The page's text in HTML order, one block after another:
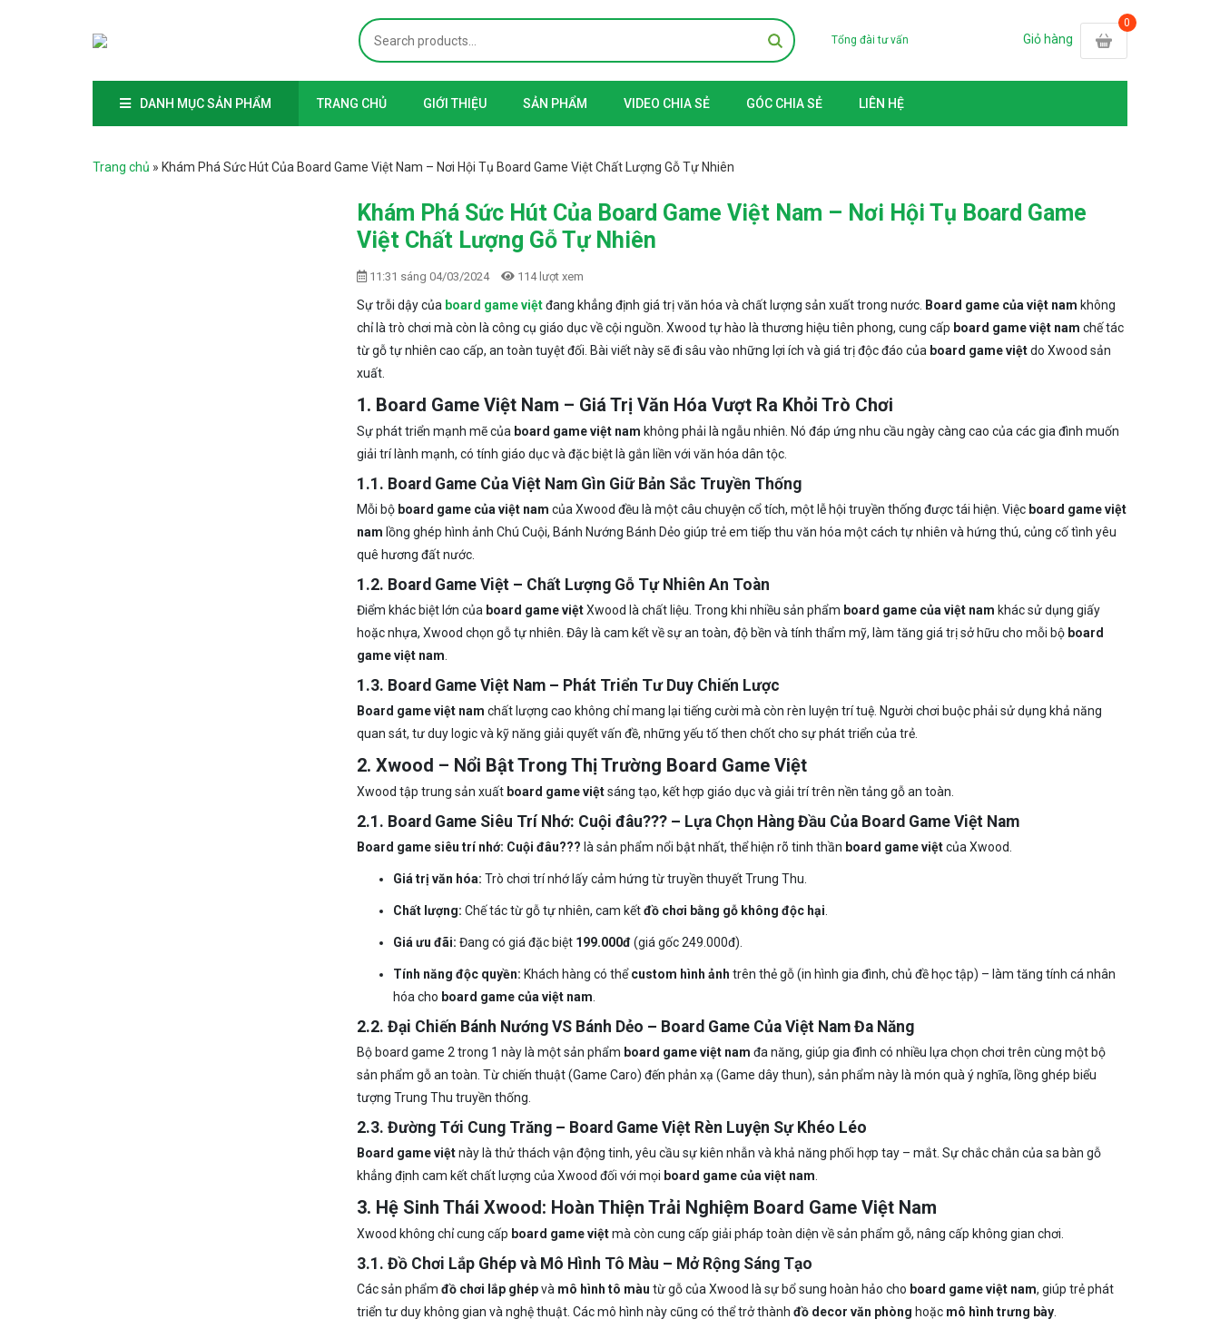
Tổng đài tư vấn Giỏ hàng
DANH MỤC SẢN PHẨM TRANG CHỦ GIỚI THIỆU SẢN PHẨM VIDEO CHIA SẺ GÓC CHIA SẺ LIÊN HỆ
Trang chủ » Khám Phá Sức Hút Của Board Game Việt Nam – Nơi Hội Tụ Board Game Việt Chất Lượng Gỗ Tự Nhiên
Khám Phá Sức Hút Của Board Game Việt Nam – Nơi Hội Tụ Board Game
Việt Chất Lượng Gỗ Tự Nhiên
11:31 sáng 04/03/2024 114 lượt xem
Sự trỗi dậy của board game việtđang khẳng định giá trị văn hóa và chất lượng sản xuất trong nước. Board game của việt nam không
chỉ là trò chơi mà còn là công cụ giáo dục về cội nguồn. Xwood tự hào là thương hiệu tiên phong, cung cấp board game việt nam chế tác
từ gỗ tự nhiên cao cấp, an toàn tuyệt đối. Bài viết này sẽ đi sâu vào những lợi ích và giá trị độc đáo của board game việtdo Xwood sản
xuất.
1. Board Game Việt Nam – Giá Trị Văn Hóa Vượt Ra Khỏi Trò Chơi
Sự phát triển mạnh mẽ của board game việt nam không phải là ngẫu nhiên. Nó đáp ứng nhu cầu ngày càng cao của các gia đình muốn
giải trí lành mạnh, có tính giáo dục và đặc biệt là gắn liền với văn hóa dân tộc.
1.1. Board Game Của Việt Nam Gìn Giữ Bản Sắc Truyền Thống
Mỗi bộ board game của việt nam của Xwood đều là một câu chuyện cổ tích, một lễ hội truyền thống được tái hiện. Việc board game việt
nam lồng ghép hình ảnh Chú Cuội, Bánh Nướng Bánh Dẻo giúp trẻ em tiếp thu văn hóa một cách tự nhiên và hứng thú, củng cố tình yêu
quê hương đất nước.
1.2. Board Game Việt – Chất Lượng Gỗ Tự Nhiên An Toàn
Điểm khác biệt lớn của board game việtXwood là chất liệu. Trong khi nhiều sản phẩm board game của việt nam khác sử dụng giấy
hoặc nhựa, Xwood chọn gỗ tự nhiên. Đây là cam kết về sự an toàn, độ bền và tính thẩm mỹ, làm tăng giá trị sở hữu cho mỗi bộ board
game việt nam
1.3. Board Game Việt Nam – Phát Triển Tư Duy Chiến Lược
Board game việt nam chất lượng cao không chỉ mang lại tiếng cười mà còn rèn luyện trí tuệ. Người chơi buộc phải sử dụng khả năng
quan sát, tư duy logic và kỹ năng giải quyết vấn đề, những yếu tố then chốt cho sự phát triển của trẻ.
2. Xwood – Nổi Bật Trong Thị Trường Board Game Việt
Xwood tập trung sản xuất board game việtsáng tạo, kết hợp giáo dục và giải trí trên nền tảng gỗ an toàn.
2.1. Board Game Siêu Trí Nhớ: Cuội đâu??? – Lựa Chọn Hàng Đầu Của Board Game Việt Nam
Board game siêu trí nhớ: Cuội đâu??? là sản phẩm nổi bật nhất, thể hiện rõ tinh thần board game việtcủa Xwood.
Giá trị văn hóa: Trò chơi trí nhớ lấy cảm hứng từ truyền thuyết Trung Thu.
Chất lượng: Chế tác từ gỗ tự nhiên, cam kếtđồ chơi bằng gỗ không độc hại
Giá ưu đãi: Đang có giá đặc biệt 199.000đ(giá gốc 249.000đ).
Tính năng độc quyền: Khách hàng có thểcustom hình ảnh trên thẻ gỗ (in hình gia đình, chủ đề học tập) – làm tăng tính cá nhân
hóa cho board game của việt nam
2.2. Đại Chiến Bánh Nướng VS Bánh Dẻo – Board Game Của Việt Nam Đa Năng
Bộ board game 2 trong 1 này là một sản phẩm board game việt nam đa năng, giúp gia đình có nhiều lựa chọn chơi trên cùng một bộ
sản phẩm gỗ an toàn. Từ chiến thuật (Game Caro) đến phản xạ (Game dây thun), sản phẩm này là món quà ý nghĩa, lồng ghép biểu
tượng Trung Thu truyền thống.
2.3. Đường Tới Cung Trăng – Board Game Việt Rèn Luyện Sự Khéo Léo
Board game việtnày là thử thách vận động tinh, yêu cầu sự kiên nhẫn và khả năng phối hợp tay – mắt. Sự chắc chắn của sa bàn gỗ
khẳng định cam kết chất lượng của Xwood đối với mọi board game của việt nam
3. Hệ Sinh Thái Xwood: Hoàn Thiện Trải Nghiệm Board Game Việt Nam
Xwood không chỉ cung cấp board game việtmà còn cung cấp giải pháp toàn diện về sản phẩm gỗ, nâng cấp không gian chơi.
3.1. Đồ Chơi Lắp Ghép và Mô Hình Tô Màu – Mở Rộng Sáng Tạo
Các sản phẩm đồ chơi lắp ghépvà mô hình tô màu từ gỗ của Xwood là sự bổ sung hoàn hảo cho board game việt nam, giúp trẻ phát
triển tư duy không gian và nghệ thuật. Các mô hình này cũng có thể trở thành đồ decor văn phòng hoặc mô hình trưng bày.